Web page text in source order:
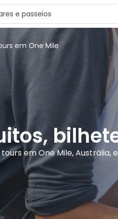
em One Mile
tours em One Mile,